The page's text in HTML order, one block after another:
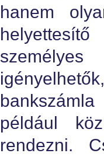
hanem
például
rendezni.